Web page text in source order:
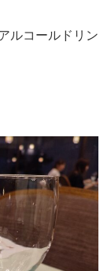
ルコールドリン